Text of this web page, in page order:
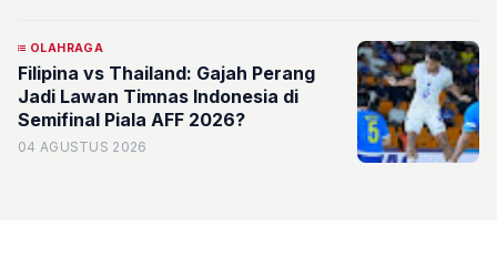
OLAHRAGA
Filipina vs Thailand: Gajah Perang
Jadi Lawan Timnas Indonesia di
Semifinal Piala AFF 2026?
04 AGUSTUS 2026